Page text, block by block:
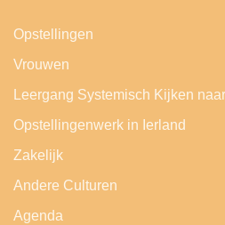
Opstellingen
Vrouwen
Leergang Systemisch Kijken
Opstellingenwerk in Ierland
Zakelijk
Andere Culturen
Agenda